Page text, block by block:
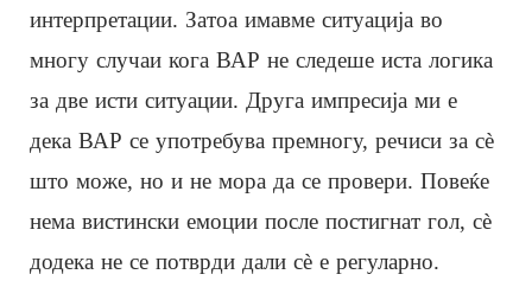
интерпретации. Затоа имавме ситуација во
многу случаи кога ВАР не следеше иста логика
за две исти ситуации. Друга импресија ми е
дека ВАР се употребува премногу, речиси за сè
што може, но и не мора да се провери. Повеќе
нема вистински емоции после постигнат гол, сè
додека не се потврди дали сè е регуларно.